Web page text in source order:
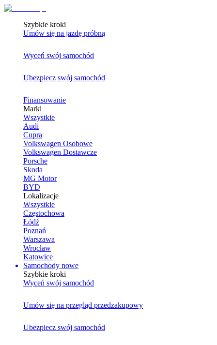
Szybkie kroki
Umów się na jazdę próbną
Wyceń swój samochód
Ubezpiecz swój samochód
Finansowanie
Marki
Wszystkie
Audi
Cupra
Volkswagen Osobowe
Volkswagen Dostawcze
Porsche
Skoda
MG Motor
BYD
Lokalizacje
Wszystkie
Częstochowa
Łódź
Poznań
Warszawa
Wrocław
Katowice
Samochody nowe
Szybkie kroki
Wyceń swój samochód
Umów się na przegląd przedzakupowy
Ubezpiecz swój samochód